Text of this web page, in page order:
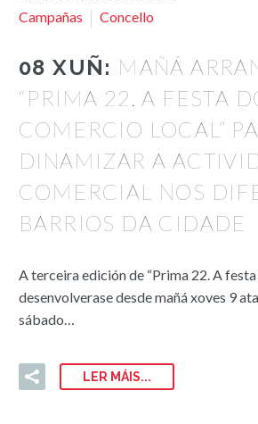
Campañas
Concello
08 XUÑ: MAÑÁ
“PRIMA 22. A FESTA
COMERCIO LOCAL”
DINAMIZAR A
COMERCIAL NOS
BARRIOS DA CIDADE
A terceira edición de “Prima 22. A
desenvolverase desde mañá xoves 9
sábado…
LER MÁIS...